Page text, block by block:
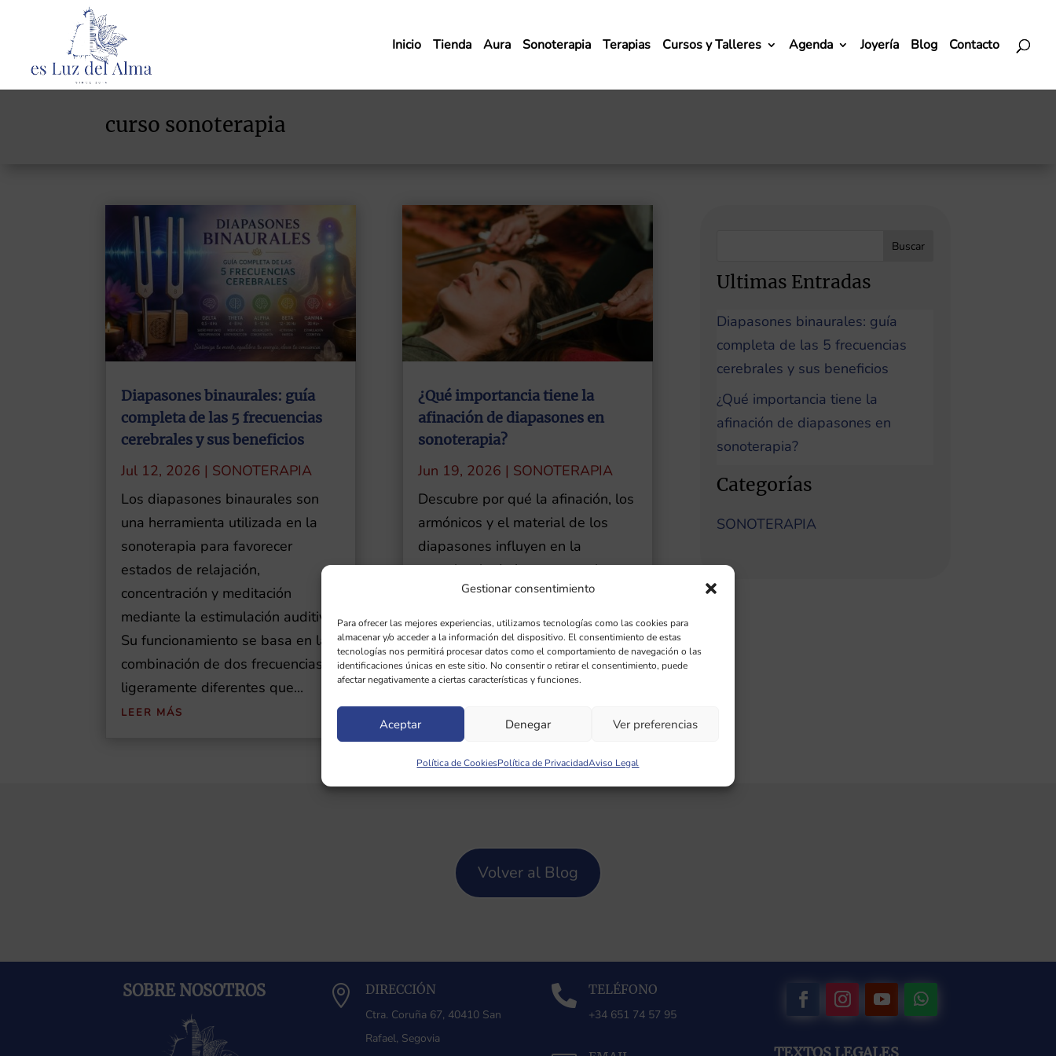
Gestionar consentimiento
Para ofrecer las mejores experiencias, utilizamos tecnologías como las cookies para
almacenar y/o acceder a la información del dispositivo. El consentimiento de estas
tecnologías nos permitirá procesar datos como el comportamiento de navegación o las
identificaciones únicas en este sitio. No consentir o retirar el consentimiento, puede
afectar negativamente a ciertas características y funciones.
Aceptar Denegar Ver preferencias
Política de CookiesPolítica de PrivacidadAviso Legal
Inicio Tienda Aura Sonoterapia Terapias Cursos y Talleres Agenda Joyería Blog Contacto
curso sonoterapia
Diapasones binaurales: guía
completa de las 5 frecuencias
cerebrales y sus beneficios
Jul 12, 2026 | SONOTERAPIA
Los diapasones binaurales son
una herramienta utilizada en la
sonoterapia para favorecer
estados de relajación,
concentración y meditación
mediante la estimulación auditiva.
Su funcionamiento se basa en la
combinación de dos frecuencias
ligeramente diferentes que...
LEER MÁS
¿Qué importancia tiene la
afinación de diapasones en
sonoterapia?
Jun 19, 2026 | SONOTERAPIA
Descubre por qué la afinación, los
armónicos y el material de los
diapasones influyen en la
experiencia de la sonoterapia.
LEER MÁS
Buscar
Ultimas Entradas
Diapasones binaurales: guía
completa de las 5 frecuencias
cerebrales y sus beneficios
¿Qué importancia tiene la
afinación de diapasones en
sonoterapia?
Categorías
SONOTERAPIA
Volver al Blog
SOBRE NOSOTROS  DIRECCIÓN
Ctra. Coruña 67, 40410 San
Rafael, Segovia
 TELÉFONO
+34 651 74 57 95
TEXTOS LEGALES